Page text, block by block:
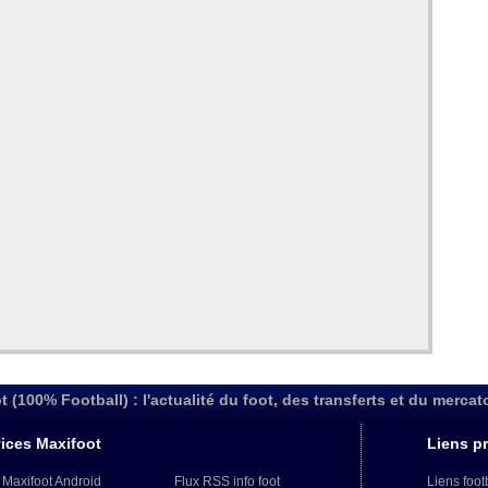
(100% Football) : l'actualité du foot, des transferts et du
Maxifoot
Android Flux RSS info foot
Liens
Liens